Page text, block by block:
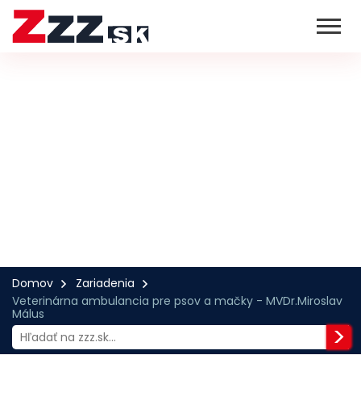
Domov
Zariadenia
Veterinárna ambulancia pre psov a mačky - MVDr.Miroslav
Málus